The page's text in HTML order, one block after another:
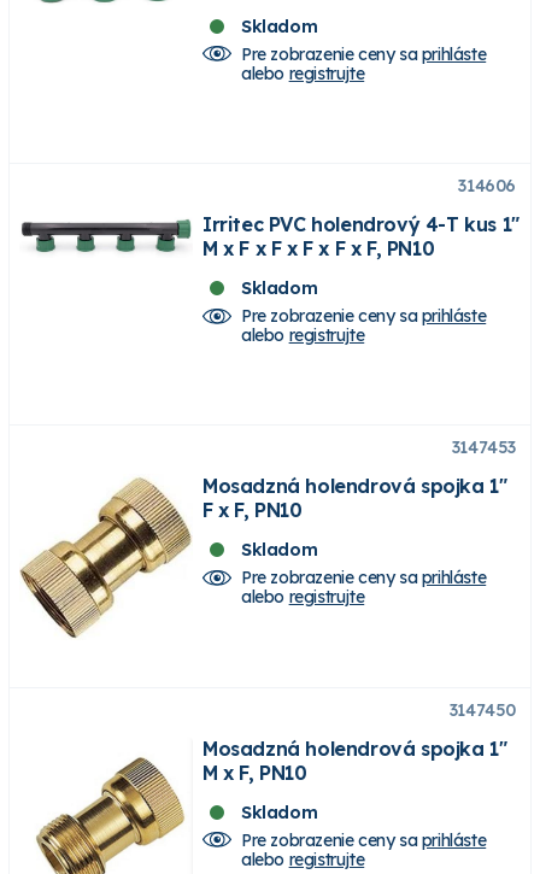
Skladom
Pre zobrazenie ceny saprihláste
alebo registrujte
314606
Irritec PVC holendrový 4-T kus 1"
M x F x F x F x F x F, PN10
Skladom
Pre zobrazenie ceny saprihláste
alebo registrujte
3147453
Mosadzná holendrová spojka 1"
F x F, PN10
Skladom
Pre zobrazenie ceny saprihláste
alebo registrujte
3147450
Mosadzná holendrová spojka 1"
M x F, PN10
Skladom
Pre zobrazenie ceny saprihláste
alebo registrujte